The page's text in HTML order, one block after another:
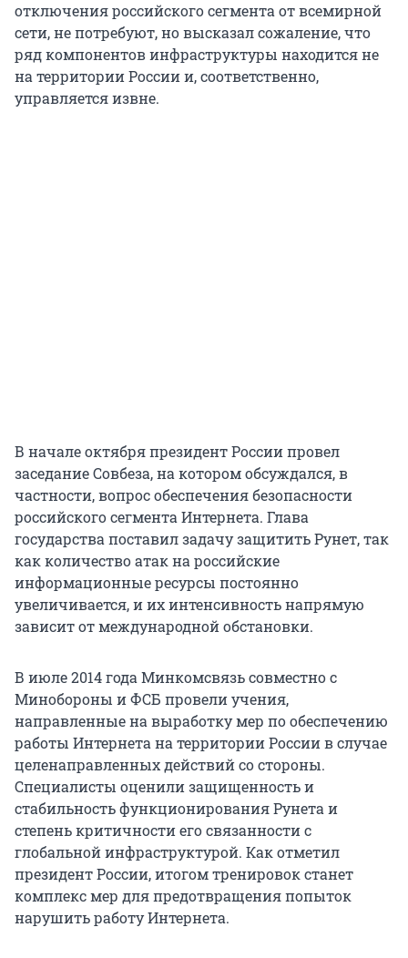
отключения российского сегмента от всемирной
сети, не потребуют, но высказал сожаление, что
ряд компонентов инфраструктуры находится не
на территории России и, соответственно,
управляется извне.
В начале октября президент России провел
заседание Совбеза, на котором обсуждался, в
частности, вопрос обеспечения безопасности
российского сегмента Интернета. Глава
государства поставил задачу защитить Рунет, так
как количество атак на российские
информационные ресурсы постоянно
увеличивается, и их интенсивность напрямую
зависит от международной обстановки.
В июле 2014 года Минкомсвязь совместно с
Минобороны и ФСБ провели учения,
направленные на выработку мер по обеспечению
работы Интернета на территории России в случае
целенаправленных действий со стороны.
Специалисты оценили защищенность и
стабильность функционирования Рунета и
степень критичности его связанности с
глобальной инфраструктурой. Как отметил
президент России, итогом тренировок станет
комплекс мер для предотвращения попыток
нарушить работу Интернета.